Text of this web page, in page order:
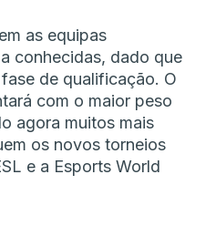
as equipas
conhecidas, dado que
de qualificação. O
com o maior peso
agora muitos mais
os novos torneios
e a Esports World